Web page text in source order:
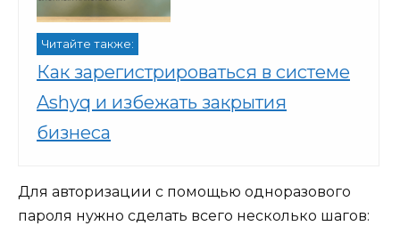
Читайте также:
Как зарегистрироваться в системе
Ashyq и избежать закрытия
бизнеса
Для авторизации с помощью одноразового
пароля нужно сделать всего несколько шагов: